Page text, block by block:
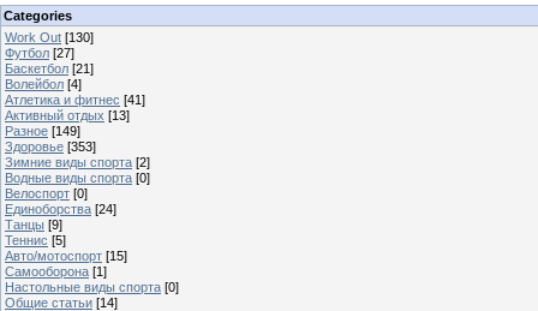
Categories
Work Out [130]
Футбол [27]
Баскетбол [21]
Волейбол [4]
Атлетика и фитнес [41]
Активный отдых [13]
Разное [149]
Здоровье [353]
Зимние виды спорта [2]
Водные виды спорта [0]
Велоспорт [0]
Единоборства [24]
Танцы [9]
Теннис [5]
Авто/мотоспорт [15]
Самооборона [1]
Настольные виды спорта [0]
Общие статьи [14]